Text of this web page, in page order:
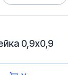
0,9х0,9